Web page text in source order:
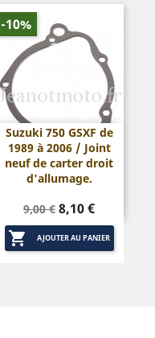
Suzuki 750 GSXF de
1989 à 2006 / Joint
neuf de carter droit
d'allumage.
Prix
de
base
9,00 € Prix
8,10 €
 AJOUTER AU PANIER
-10%